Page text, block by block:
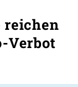
reichen
Verbot